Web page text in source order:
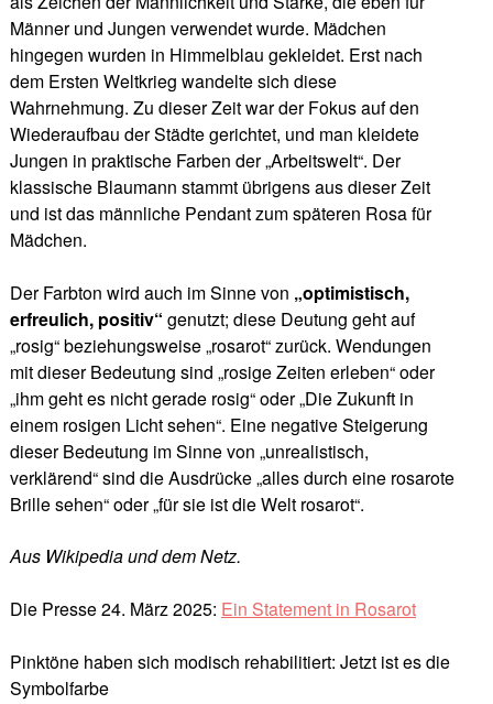
Männer und Jungen verwendet wurde. Mädchen
hingegen wurden in Himmelblau gekleidet. Erst nach
dem Ersten Weltkrieg wandelte sich diese
Wahrnehmung. Zu dieser Zeit war der Fokus auf den
Wiederaufbau der Städte gerichtet, und man kleidete
Jungen in praktische Farben der „Arbeitswelt“. Der
klassische Blaumann stammt übrigens aus dieser Zeit
und ist das männliche Pendant zum späteren Rosa für
Mädchen.
Der Farbton wird auch im Sinne von „optimistisch,
erfreulich, positiv“ genutzt; diese Deutung geht auf
„rosig“ beziehungsweise „rosarot“ zurück. Wendungen
mit dieser Bedeutung sind „rosige Zeiten erleben“ oder
„ihm geht es nicht gerade rosig“ oder „Die Zukunft in
einem rosigen Licht sehen“. Eine negative Steigerung
dieser Bedeutung im Sinne von „unrealistisch,
verklärend“ sind die Ausdrücke „alles durch eine rosarote
Brille sehen“ oder „für sie ist die Welt rosarot“.
Aus Wikipedia und dem Netz.
Die Presse 24. März 2025: Ein Statement in Rosarot
Pinktöne haben sich modisch rehabilitiert: Jetzt ist es die
Symbolfarbe